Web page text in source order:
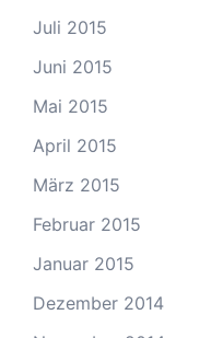
Juli 2015
Juni 2015
Mai 2015
April 2015
März 2015
Februar 2015
Januar 2015
Dezember 2014